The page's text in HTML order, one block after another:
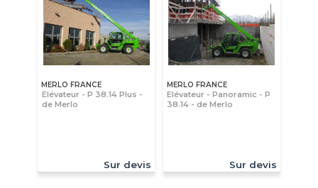
MERLO FRANCE
Elévateur - P 38.14 Plus -
de Merlo
Sur devis
MERLO FRANCE
Elévateur - Panoramic - P
38.14 - de Merlo
Sur devis